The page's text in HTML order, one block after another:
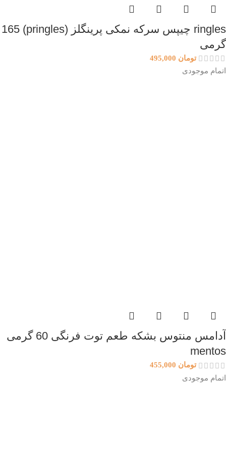
ringles چیپس سرکه نمکی پرینگلز (pringles) 165
گرمی
تومان
اتمام موجودی
آدامس منتوس بشکه طعم توت فرنگی 60 گرمی
mentos
تومان
اتمام موجودی